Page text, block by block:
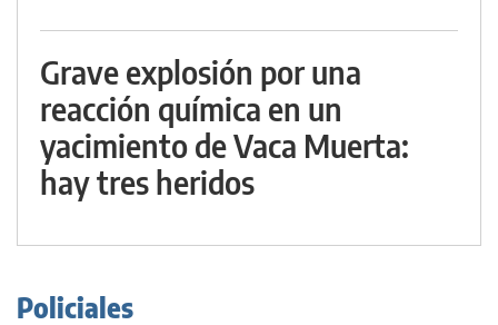
Grave explosión por una
reacción química en un
yacimiento de Vaca Muerta:
hay tres heridos
Policiales